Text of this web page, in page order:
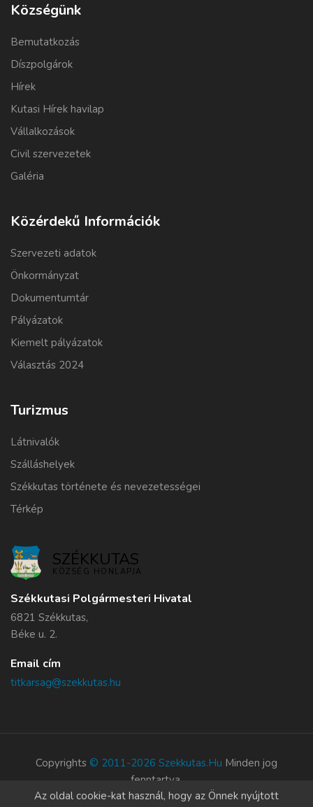
Községünk
Bemutatkozás
Díszpolgárok
Hírek
Kutasi Hírek havilap
Vállalkozások
Civil szervezetek
Galéria
Közérdekű Információk
Szervezeti adatok
Önkormányzat
Dokumentumtár
Pályázatok
Kiemelt pályázatok
Választás 2024
Turizmus
Látnivalók
Szálláshelyek
Székkutas története és nevezetességei
Térkép
SZÉKKUTAS
KÖZSÉG HONLAPJA
Székkutasi Polgármesteri Hivatal
6821 Székkutas,
Béke u. 2.
Email cím
titkarsag@szekkutas.hu
Copyrights © 2011-2026 Szekkutas.hu Minden jog
fenntartva.
Süti szabályzat
Az oldal cookie-kat használ, hogy az Önnek nyújtott